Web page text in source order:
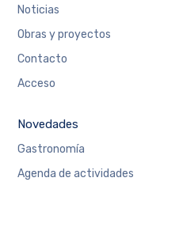
Noticias
Obras y proyectos
Contacto
Acceso
Novedades
Gastronomía
Agenda de actividades